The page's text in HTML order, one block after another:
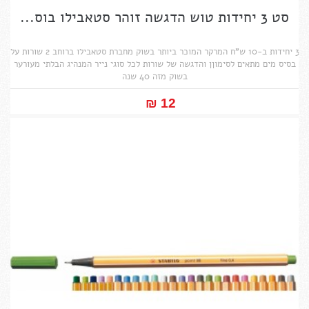
סט 3 יחידות טוש הדגשה זוהר סטאבילו בוס...
3 יחידות ב-10 ש"ח המרקר המוכר ביותר בשוק מחברת סטאבילו ברוחב 2 שורות על
בסיס מים מתאים לסימוןן והדגשה של שורות לכל סוגי נייר המנהיג הבלתי מעורער
בשוק מזה 40 שנה
12 ₪‎